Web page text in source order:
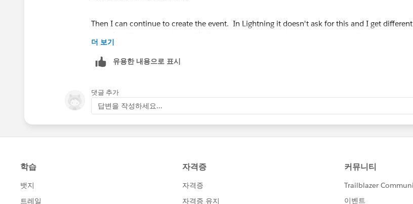
Then I can continue to create the event. In Lightning it doesn't ask for this and I get different
Thanks,
더 보기
유용한 내용으로 표시
댓글 추가
답변을 작성하세요...